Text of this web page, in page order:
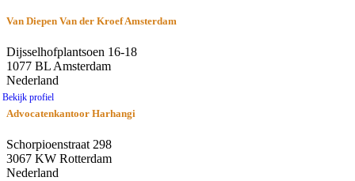
Van Diepen Van der Kroef Amsterdam
Dijsselhofplantsoen 16-18
1077 BL Amsterdam
Nederland
Bekijk profiel
Advocatenkantoor Harhangi
Schorpioenstraat 298
3067 KW Rotterdam
Nederland